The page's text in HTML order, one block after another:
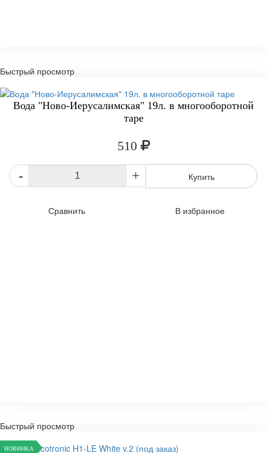
Быстрый просмотр
Вода "Ново-Иерусалимская" 19л. в многооборотной
таре
510
- + Купить
Сравнить В избранное
Быстрый просмотр
НОВИНКА